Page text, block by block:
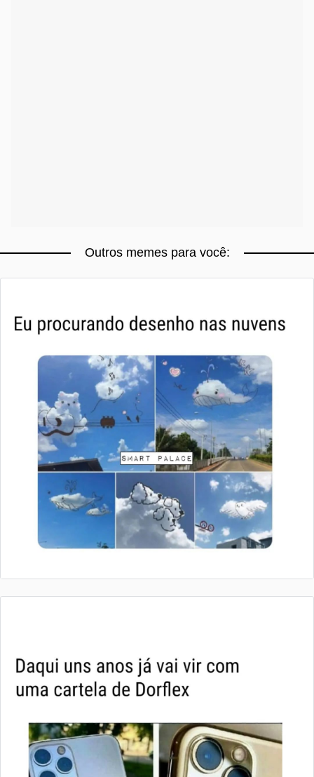
Outros memes para você: